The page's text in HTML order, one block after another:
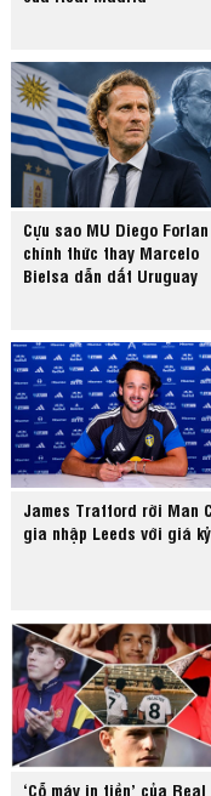
Cựu sao MU Diego Forlan
chính thức thay Marcelo
Bielsa dẫn dắt Uruguay
James Trafford rời Man
gia nhập Leeds với giá
‘Cỗ máy in tiền’ của Real